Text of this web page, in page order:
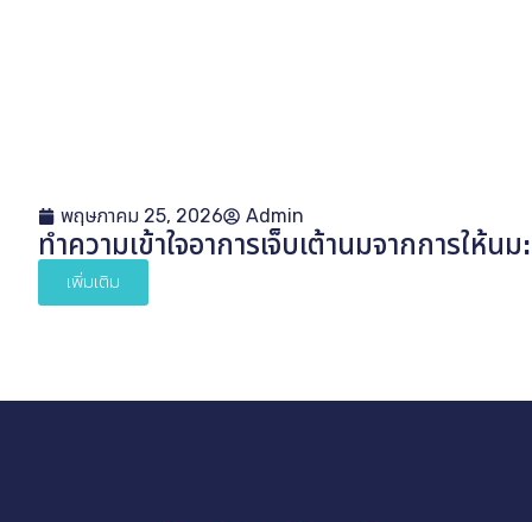
พฤษภาคม 25, 2026 Admin
ทำความเข้าใจอาการเจ็บเต้านมจากการให้น
เพิ่มเติม